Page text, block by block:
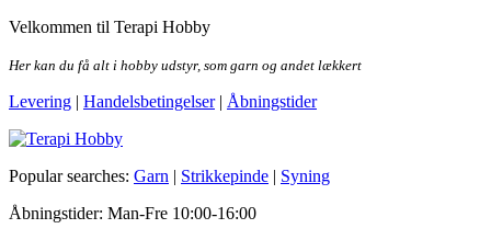
Skip
the
Velkommen til Terapi Hobby
Her kan du få alt i hobby udstyr, som garn og andet lækkert
Levering | Handelsbetingelser| Åbningstider
Terapi Hobby
Popular searches: Garn | Strikkepinde | Syning
Åbningstider: Man-Fre 10:00-16:00